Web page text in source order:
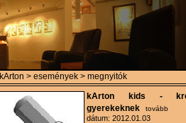
kArton > események > megnyitók
kArton kids -
gyerekeknek
tovább
dátum: 2012.01.03